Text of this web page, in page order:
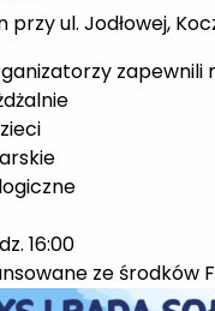
przy ul. Jodłowej,
zapewnili
16:00
ze środków